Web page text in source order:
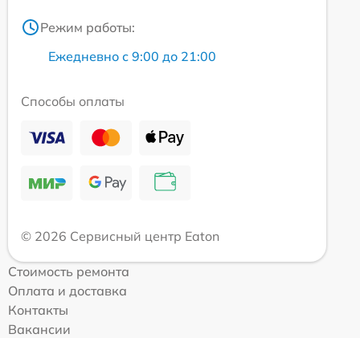
Режим работы:
Ежедневно с 9:00 до 21:00
Способы оплаты
© 2026 Сервисный центр Eaton
Стоимость ремонта
Оплата и доставка
Контакты
Вакансии